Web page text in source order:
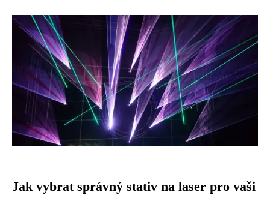
Jak vybrat správný stativ na laser pro vaši